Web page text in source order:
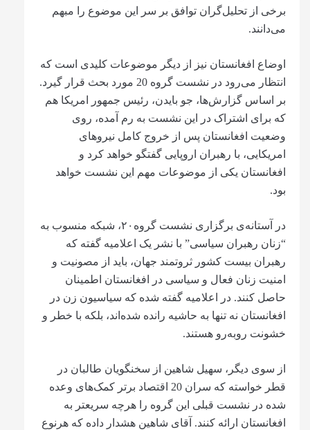
برخی از تحلیل‌گران توافق بر سر این موضوع را مبهم
می‌دانند.
اوضاع افغانستان نیز از دیگر موضوعات کلیدی است که
انتظار می‌رود در نشست گروه 20 مورد بحث قرار گیرد.
بر اساس گزارش‌ها، جو بایدن، رئیس جمهور امریکا هم
که برای اشتراک در این نشست به رم آمده، روی
وضعیت افغانستان پس از خروج کامل نیروهای
امریکایی، با رهبران اروپایی گفتگو خواهد کرد و
افغانستان یکی از موضوعات مهم این نشست خواهد
بود.
در آستانه‌ی برگزاری نشست گروه۲۰، شبکه منسوب به
“زنان رهبران سیاسی” با نشر یک اعلامیه گفته که
رهبران بیست کشور ثروتمند جهان، باید از مصونیت و
امنیت زنان فعال و سیاسی در افغانستان اطمینان
حاصل کنند. در اعلامیه گفته شده که سیاسیون زن در
افغانستان نه تنها به حاشیه رانده شده‌اند، بلکه با خطر و
خشونت روبه‌رو هستند.
از سوی دیگر، سهیل شاهین از سخنگویان طالبان در
قطر خواسته که سران 20 اقتصاد برتر کمک‌های وعده
شده در نشست قبلی این گروه را هرچه سریعتر به
افغانستان ارائه کنند. آقای شاهین هشدار داده که هرنوع